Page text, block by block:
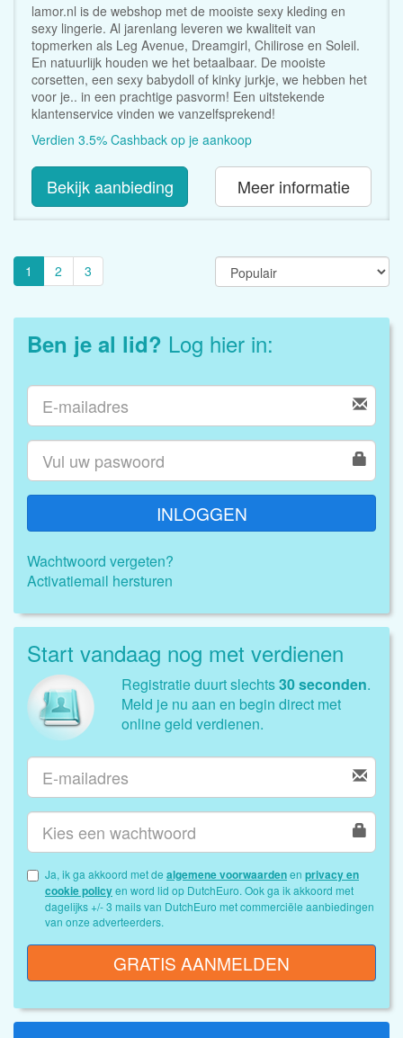
lamor.nl is de webshop met de mooiste sexy kleding en
sexy lingerie. Al jarenlang leveren we kwaliteit van
topmerken als Leg Avenue, Dreamgirl, Chilirose en Soleil.
En natuurlijk houden we het betaalbaar. De mooiste
corsetten, een sexy babydoll of kinky jurkje, we hebben het
voor je.. in een prachtige pasvorm! Een uitstekende
klantenservice vinden we vanzelfsprekend!
Verdien 3.5% Cashback op je aankoop
Bekijk aanbieding Meer informatie
1 2 3
Ben je al lid? Log hier in:
INLOGGEN
Wachtwoord vergeten?
Activatiemail hersturen
Start vandaag nog met verdienen
Registratie duurt slechts30 seconden.
Meld je nu aan en begin direct met
online geld verdienen.
Ja, ik ga akkoord met de algemene voorwaardenen privacy en
cookie policy
dagelijks +/- 3 mails van DutchEuro met commerciële aanbiedingen
van onze adverteerders.
GRATIS AANMELDEN